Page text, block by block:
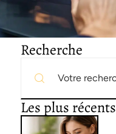
Recherche
Les plus récents